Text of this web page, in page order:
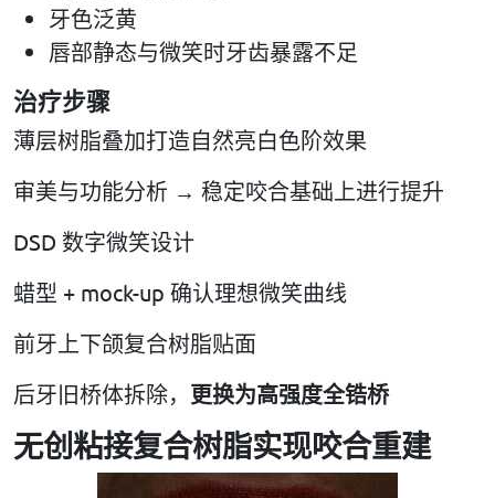
牙色泛黄
唇部静态与微笑时牙齿暴露不足
治疗步骤
薄层树脂叠加打造自然亮白色阶效果
审美与功能分析 → 稳定咬合基础上进行提升
DSD 数字微笑设计
蜡型 + mock-up 确认理想微笑曲线
前牙上下颌复合树脂贴面
后牙旧桥体拆除， 更换为高强度全锆桥
无创粘接复合树脂实现咬合重建